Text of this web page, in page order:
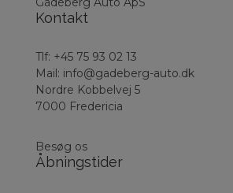
Kontakt
Tlf: +45 75 93 02 13
Mail: info@gadeberg-auto.dk
Nordre Kobbelvej 5
7000 Fredericia
Besøg os
Åbningstider